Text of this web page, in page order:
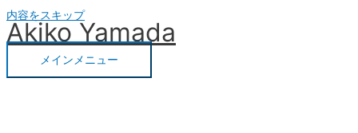
内容をスキップ
Akiko Yamada
メインメニュー